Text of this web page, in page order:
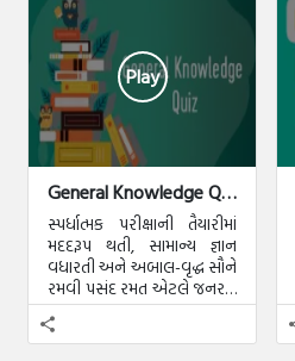
Play
General Knowledge Quiz
સ્પર્ધાત્મક પરીક્ષાની તૈયારીમાં
મદદરૂપ થતી, સામાન્ય જ્ઞાન
વધારતી અને અબાલ-વૃદ્ધ સૌને
રમવી પસંદ રમત એટલે જનરલ
નોલેજ ક્વિઝ.